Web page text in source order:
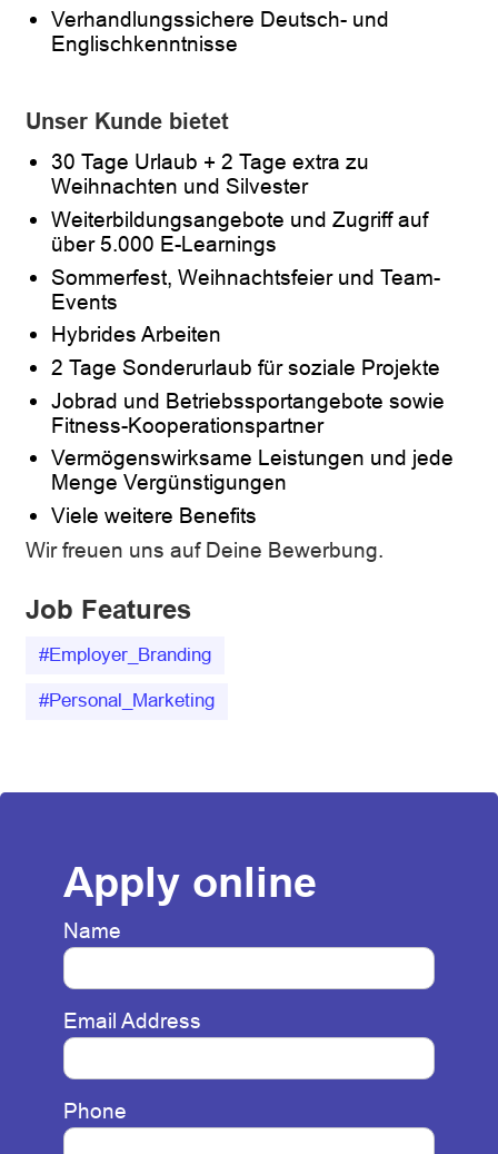
Verhandlungssichere Deutsch- und
Englischkenntnisse
Unser Kunde bietet
30 Tage Urlaub + 2 Tage extra zu
Weihnachten und Silvester
Weiterbildungsangebote und Zugriff auf
über 5.000 E-Learnings
Sommerfest, Weihnachtsfeier und Team-
Events
Hybrides Arbeiten
2 Tage Sonderurlaub für soziale Projekte
Jobrad und Betriebssportangebote sowie
Fitness-Kooperationspartner
Vermögenswirksame Leistungen und jede
Menge Vergünstigungen
Viele weitere Benefits
Wir freuen uns auf Deine Bewerbung.
Job Features
#Employer_Branding
#Personal_Marketing
Apply online
Name
Email Address
Phone